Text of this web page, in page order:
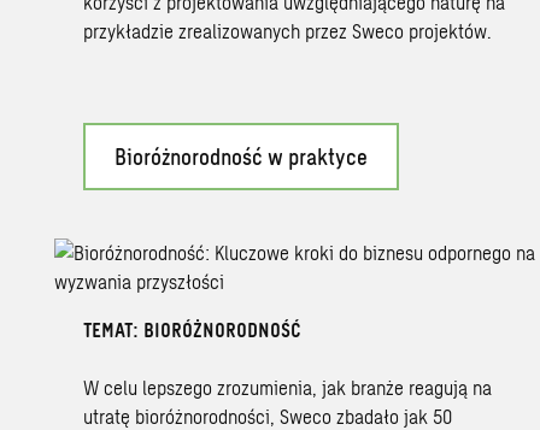
przykładzie zrealizowanych przez Sweco projektów.
Bioróżnorodność w praktyce
TEMAT: BIORÓŻNORODNOŚĆ
W celu lepszego zrozumienia, jak branże reagują na
utratę bioróżnorodności, Sweco zbadało jak 50